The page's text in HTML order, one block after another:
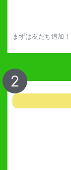
まずは友だち追加！
2